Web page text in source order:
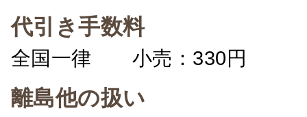
代引き手数料
全国一律 小売：330円 卸
離島他の扱い